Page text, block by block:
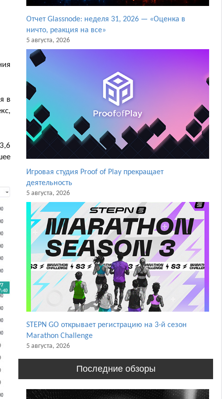
в
Отчет Glassnode: неделя 31, 2026 — «Оценка в
ничто, реакция на все»
5 августа, 2026
Игровая студия Proof of Play прекращает
деятельность
5 августа, 2026
STEPN GO открывает регистрацию на 3-й сезон
Marathon Challenge
5 августа, 2026
Последние обзоры